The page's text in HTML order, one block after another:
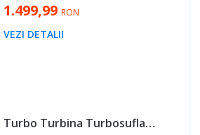
1.499,99 RON
VEZI DETALII
Turbo Turbina Turbosuflanta BMW Seria 3 F30 2.0 Diesel N47 2010 - 2018 Cod 851947503D, 49335-00635 [MX0771]